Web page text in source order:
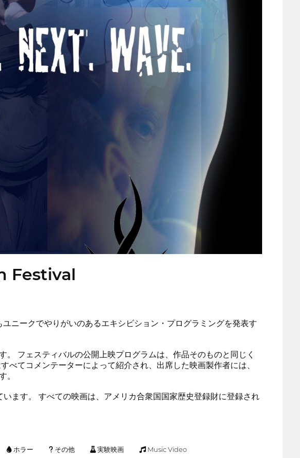
Festival
ニークでやりがいのあるエキシビション・プログラミングを発表す
フェスティバルの公開上映プログラムは、作品そのものと同じく
てコメンテーターによって紹介され、出席した映画製作者には、
。
ます。 すべての映画は、アメリカ合衆国国家歴史登録財に登録され
ホラー その他 実験映画 Music Video